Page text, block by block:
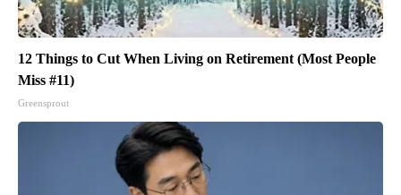
12 Things to Cut When Living on Retirement (Most People
Miss #11)
Greensprout